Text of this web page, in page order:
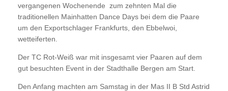
vergangenen Wochenende zum zehnten Mal die
traditionellen Mainhatten Dance Days bei dem die Paare
um den Exportschlager Frankfurts, den Ebbelwoi,
wetteiferten.
Der TC Rot-Weiß war mit insgesamt vier Paaren auf dem
gut besuchten Event in der Stadthalle Bergen am Start.
Den Anfang machten am Samstag in der Mas II B Std Astrid